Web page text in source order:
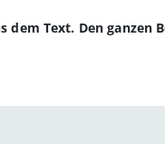
dem Text. Den